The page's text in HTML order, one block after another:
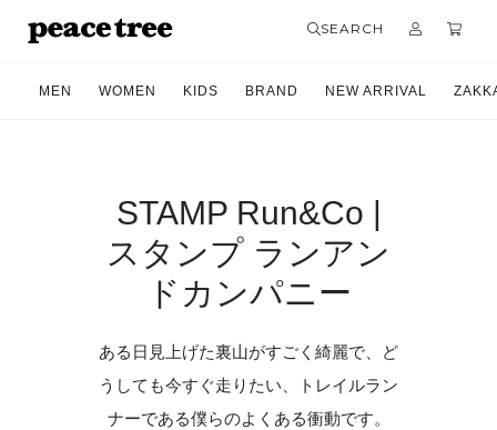
SEARCH
MEN WOMEN KIDS BRAND NEW ARRIVAL
STAMP Run&Co |
スタンプ ランアン
ドカンパニー
ある日見上げた裏山がすごく綺麗で、ど
うしても今すぐ走りたい、トレイルラン
ナーである僕らのよくある衝動です。